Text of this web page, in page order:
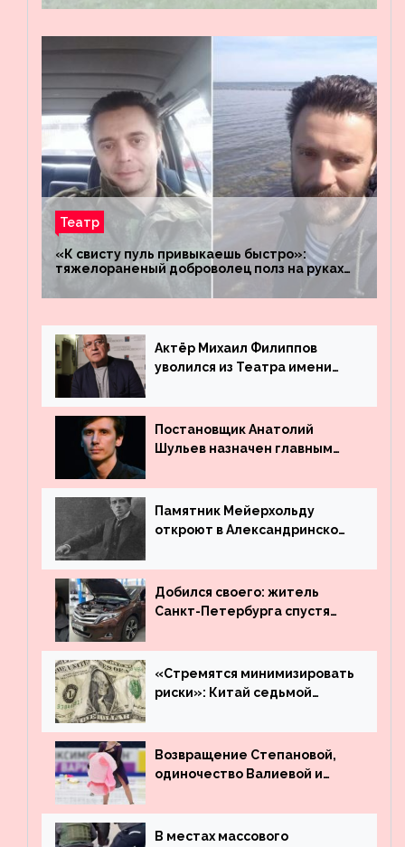
«Восток»
Театр
«К свисту пуль привыкаешь быстро»:
тяжелораненый доброволец полз на руках
четыре километра через заминированное
поле
Актёр Михаил Филиппов
уволился из Театра имени
Постановщик Анатолий
Шульев назначен главным
Вахтангова
Памятник Мейерхольду
откроют в Александринском
Добился своего: житель
Санкт-Петербурга спустя
угнанную в Казахстан
машину
«Стремятся минимизировать
риски»: Китай седьмой
деньги из американского
госдолга
Возвращение Степановой,
одиночество Валиевой и
что обсуждают в мире
фигурного катания
В местах массового